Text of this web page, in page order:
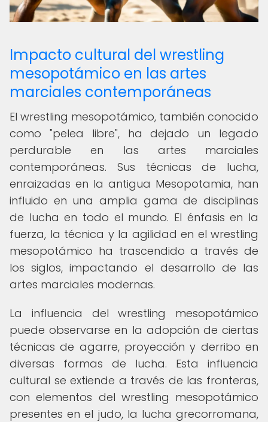
Impacto cultural del wrestling
mesopotámico en las artes
marciales contemporáneas
El wrestling mesopotámico, también conocido
como "pelea libre", ha dejado un legado
perdurable en las artes marciales
contemporáneas. Sus técnicas de lucha,
enraizadas en la antigua Mesopotamia, han
influido en una amplia gama de disciplinas
de lucha en todo el mundo. El énfasis en la
fuerza, la técnica y la agilidad en el wrestling
mesopotámico ha trascendido a través de
los siglos, impactando el desarrollo de las
artes marciales modernas.
La influencia del wrestling mesopotámico
puede observarse en la adopción de ciertas
técnicas de agarre, proyección y derribo en
diversas formas de lucha. Esta influencia
cultural se extiende a través de las fronteras,
con elementos del wrestling mesopotámico
presentes en el judo, la lucha grecorromana,